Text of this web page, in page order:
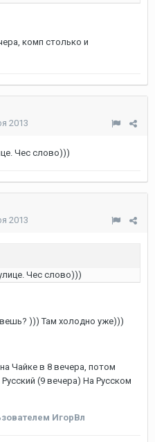
комп столько и
2013
Чес слово)))
2013
Чес слово)))
))) Там холодно уже)))
Чайке в 8 вечера, потом
(9 вечера) На Русском
ИгорВл